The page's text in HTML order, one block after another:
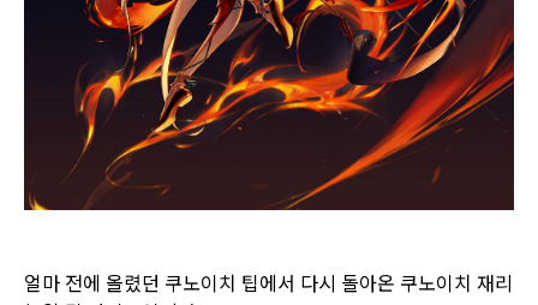
얼마 전에 올렸던 쿠노이치 팁에서 다시 돌아온 쿠노이치 재리